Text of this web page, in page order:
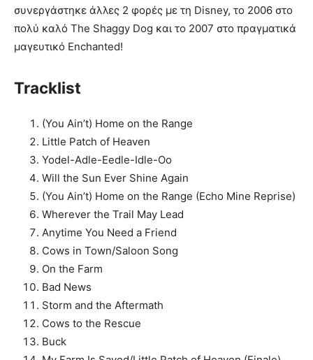
συνεργάστηκε άλλες 2 φορές με τη Disney, το 2006 στο
πολύ καλό The Shaggy Dog και το 2007 στο πραγματικά
μαγευτικό Enchanted!
Tracklist
(You Ain’t) Home on the Range
Little Patch of Heaven
Yodel-Adle-Eedle-Idle-Oo
Will the Sun Ever Shine Again
(You Ain’t) Home on the Range (Echo Mine Reprise)
Wherever the Trail May Lead
Anytime You Need a Friend
Cows in Town/Saloon Song
On the Farm
Bad News
Storm and the Aftermath
Cows to the Rescue
Buck